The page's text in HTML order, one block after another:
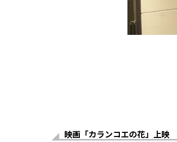
映画「カランコエの花」上映